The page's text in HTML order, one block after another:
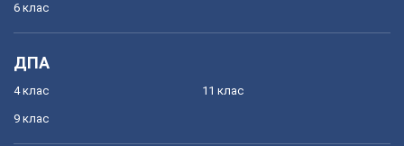
6 клас
ДПА
4 клас
9 клас
11 клас